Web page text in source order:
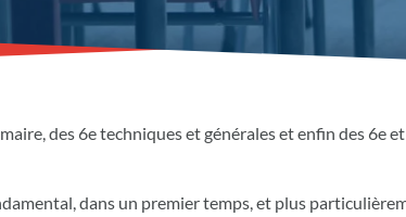
des 6e techniques et générales et enfin des 6e
dans un premier temps, et plus